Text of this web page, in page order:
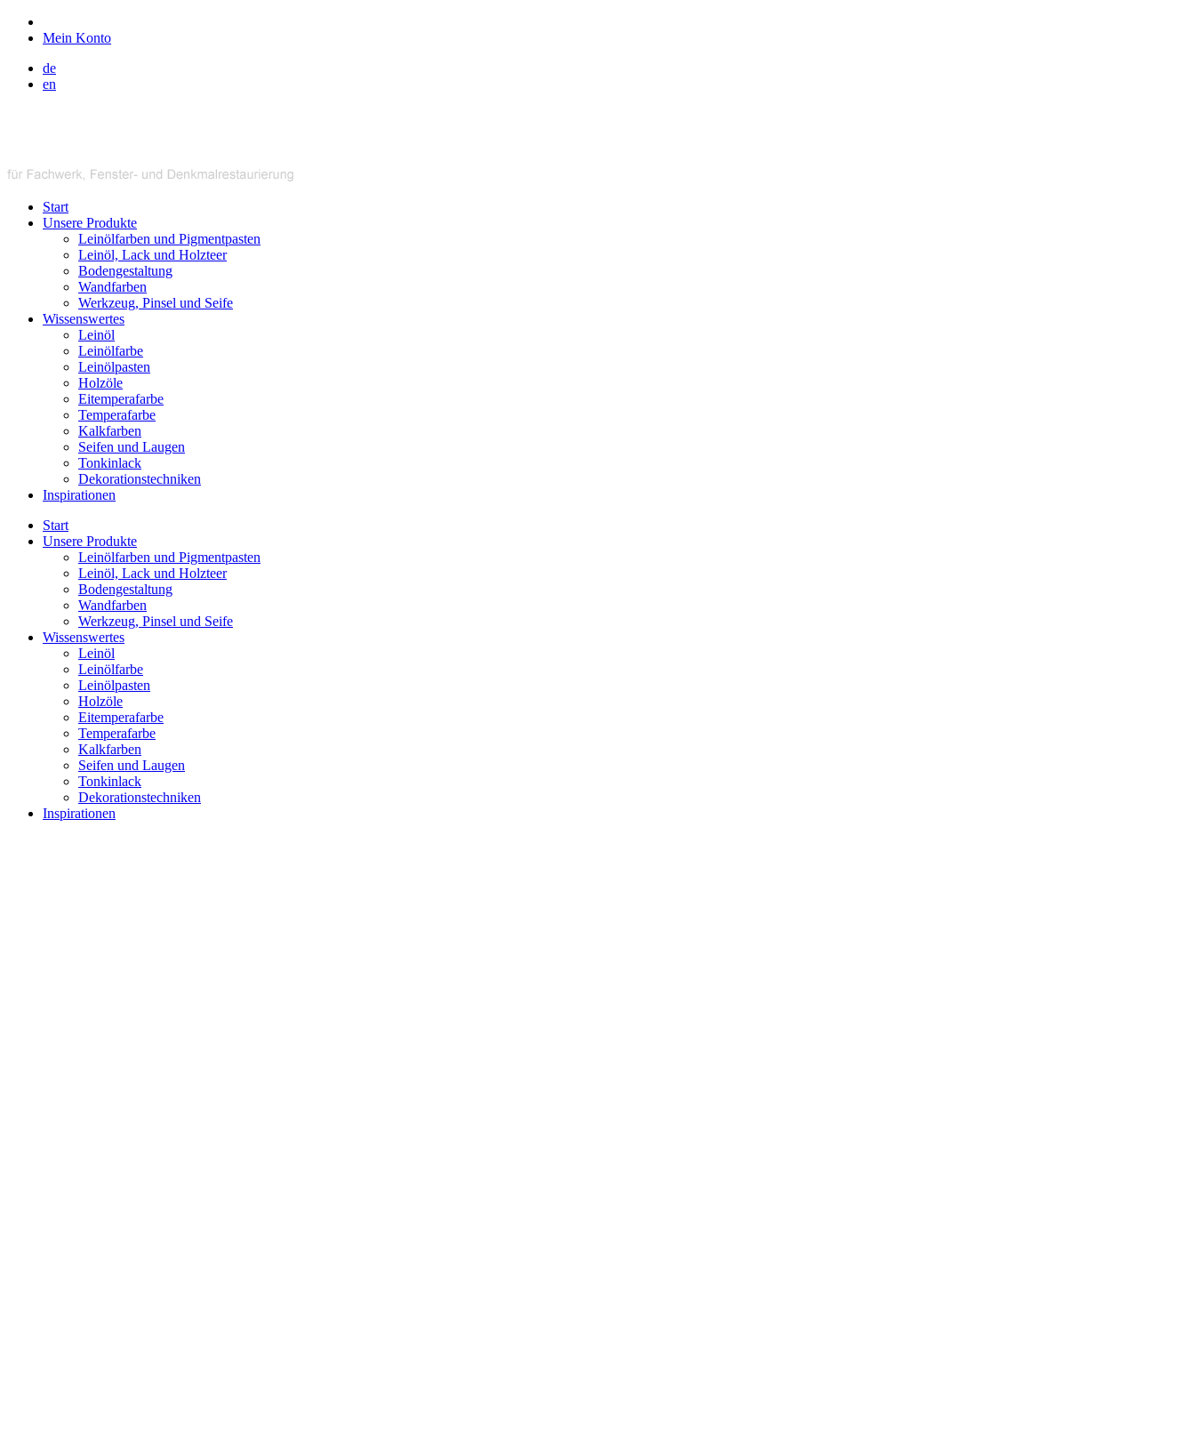
Mein Konto
de
en
Start
Unsere Produkte
Leinölfarben und Pigmentpasten
Leinöl, Lack und Holzteer
Bodengestaltung
Wandfarben
Werkzeug, Pinsel und Seife
Wissenswertes
Leinöl
Leinölfarbe
Leinölpasten
Holzöle
Eitemperafarbe
Temperafarbe
Kalkfarben
Seifen und Laugen
Tonkinlack
Dekorationstechniken
Inspirationen
Start
Unsere Produkte
Leinölfarben und Pigmentpasten
Leinöl, Lack und Holzteer
Bodengestaltung
Wandfarben
Werkzeug, Pinsel und Seife
Wissenswertes
Leinöl
Leinölfarbe
Leinölpasten
Holzöle
Eitemperafarbe
Temperafarbe
Kalkfarben
Seifen und Laugen
Tonkinlack
Dekorationstechniken
Inspirationen